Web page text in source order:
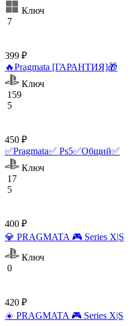
Ключ
7
399 ₽
🔥Pragmata [ГАРАНТИЯ]🎁
Ключ
159
5
450 ₽
✅Pragmata✅ Ps5✅Общий✅
Ключ
17
5
400 ₽
💎 PRAGMATA 🎮 Series X|S
Ключ
0
420 ₽
☀️ PRAGMATA 🎮 Series X|S